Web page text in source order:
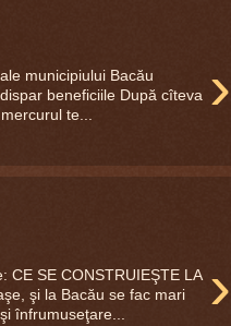
›
municipiului Bacău
beneficiile După cîteva
te...
›
CE SE CONSTRUIEŞTE LA
şi la Bacău se fac mari
înfrumuseţare...